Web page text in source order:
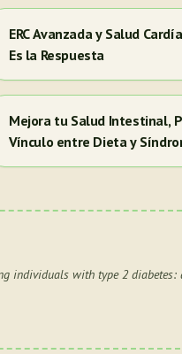
ERC Avanzada y Salud
Es la Respuesta
Mejora tu Salud Intestinal,
Vínculo entre Dieta y
individuals with type 2 diabetes: